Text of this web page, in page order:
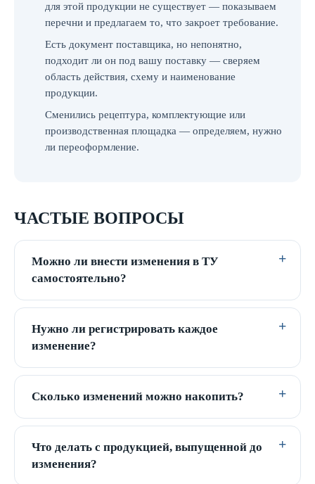
для этой продукции не существует — показываем
перечни и предлагаем то, что закроет требование.
Есть документ поставщика, но непонятно,
подходит ли он под вашу поставку — сверяем
область действия, схему и наименование
продукции.
Сменились рецептура, комплектующие или
производственная площадка — определяем, нужно
ли переоформление.
ЧАСТЫЕ ВОПРОСЫ
Можно ли внести изменения в ТУ
самостоятельно?
Нужно ли регистрировать каждое
изменение?
Сколько изменений можно накопить?
Что делать с продукцией, выпущенной до
изменения?